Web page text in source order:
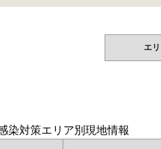
エ
染対策エリア別現地情報